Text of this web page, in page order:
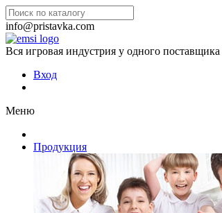
info@pristavka.com
Вся игровая индустрия у одного поставщика
Вход
Меню
Продукция